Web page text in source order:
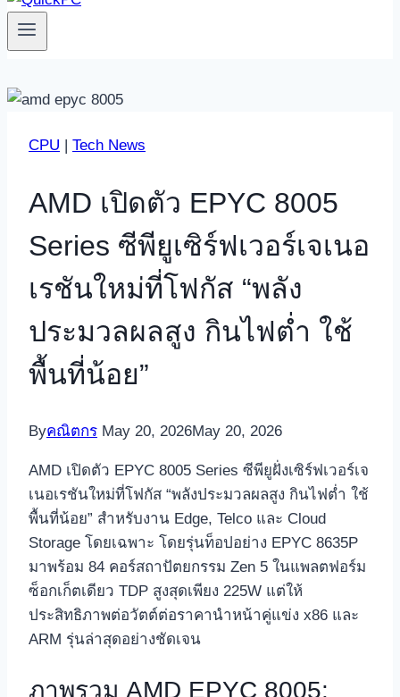
CPU | Tech News
AMD เปิดตัว EPYC 8005
Series ซีพียูเซิร์ฟเวอร์เจเนอ
เรชันใหม่ที่โฟกัส “พลัง
ประมวลผลสูง กินไฟต่ำ ใช้
พื้นที่น้อย”
Byคณิตกร May 20, 2026May 20, 2026
AMD เปิดตัว EPYC 8005 Series ซีพียูฝั่งเซิร์ฟเวอร์เจ
เนอเรชันใหม่ที่โฟกัส “พลังประมวลผลสูง กินไฟต่ำ ใช้
พื้นที่น้อย” สำหรับงาน Edge, Telco และ Cloud
Storage โดยเฉพาะ โดยรุ่นท็อปอย่าง EPYC 8635P
มาพร้อม 84 คอร์สถาปัตยกรรม Zen 5 ในแพลตฟอร์ม
ซ็อกเก็ตเดียว TDP สูงสุดเพียง 225W แต่ให้
ประสิทธิภาพต่อวัตต์ต่อราคานำหน้าคู่แข่ง x86 และ
ARM รุ่นล่าสุดอย่างชัดเจน
ภาพรวม AMD EPYC 8005: